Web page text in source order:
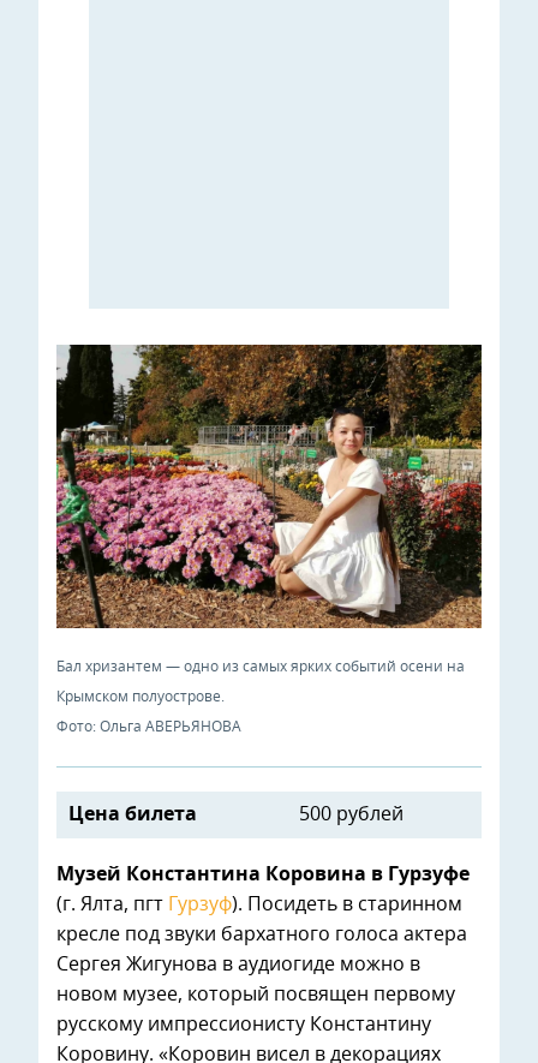
Бал хризантем — одно из самых ярких событий осени на
Крымском полуострове.
Фото: Ольга АВЕРЬЯНОВА
Цена билета 500 рублей
Музей Константина Коровина в Гурзуфе
(г. Ялта, пгт Гурзуф). Посидеть в старинном
кресле под звуки бархатного голоса актера
Сергея Жигунова в аудиогиде можно в
новом музее, который посвящен первому
русскому импрессионисту Константину
Коровину. «Коровин висел в декорациях